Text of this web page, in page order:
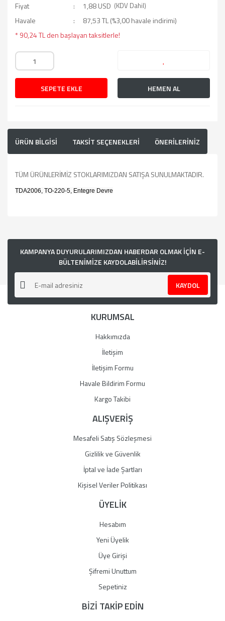
Fiyat
1,88 USD (KDV Dahil)
Havale
87,53 TL (%3,00 havale indirimi)
* 90,24 TL den başlayan taksitlerle!
SEPETE EKLE HEMEN AL
ÜRÜN BİLGİSİ TAKSİT SEÇENEKLERİ ÖNERİLERİNİZ
TÜM ÜRÜNLERİMİZ STOKLARIMIZDAN SATIŞA SUNULMAKTADIR.
TDA2006, TO-220-5, Entegre Devre
kullanarak tarafımıza iletebilirsiniz.
Görüş ve önerileriniz için teşekkür ederiz.
Ürün resmi kalitesiz, bozuk veya görüntülenemiyor.
Ürün açıklamasında eksik bilgiler bulunuyor.
Ürün bilgilerinde hatalar bulunuyor.
Ürün fiyatı diğer sitelerden daha pahalı.
Gönder
KAMPANYA DUYURULARIMIZDAN HABERDAR OLMAK İÇİN E-
BÜLTENİMİZE KAYDOLABİLİRSİNİZ!
KAYDOL
KURUMSAL
Hakkımızda
İletişim
İletişim Formu
Havale Bildirim Formu
Kargo Takibi
ALIŞVERİŞ
Mesafeli Satış Sözleşmesi
Gizlilik ve Güvenlik
İptal ve İade Şartları
Kişisel Veriler Politikası
ÜYELİK
Hesabım
Yeni Üyelik
Üye Girişi
Şifremi Unuttum
Sepetiniz
BİZİ TAKİP EDİN